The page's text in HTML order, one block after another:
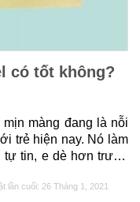
có tốt không?
màng đang là nỗi
trẻ hiện nay. Nó làm
tự tin, e dè hơn trước
lần cuối: 26 Tháng 1, 2021